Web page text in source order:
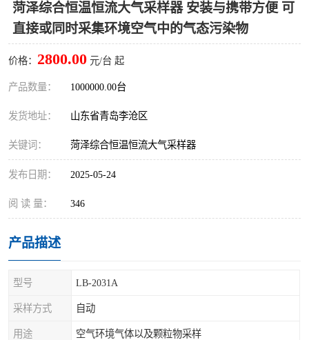
菏泽综合恒温恒流大气采样器 安装与携带方便 可
直接或同时采集环境空气中的气态污染物
价格： 2800.00 元/台 起
产品数量： 1000000.00台
发货地址： 山东省青岛李沧区
关键词： 菏泽综合恒温恒流大气采样器
发布日期： 2025-05-24
阅 读 量： 346
产品描述
型号 LB-2031A
采样方式 自动
用途 空气环境气体以及颗粒物采样
新宇宙仪器 凯恩仪器
烟尘净化器